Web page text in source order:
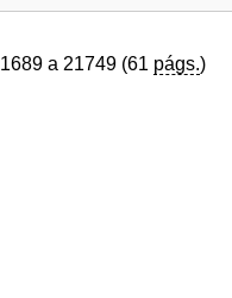
a 21749 (61 págs.)